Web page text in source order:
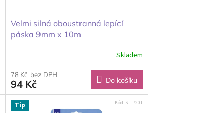
Velmi silná oboustranná lepící
páska 9mm x 10m
Skladem
78 Kč bez DPH
94 Kč Do košíku
Tip Kód: STI 7201